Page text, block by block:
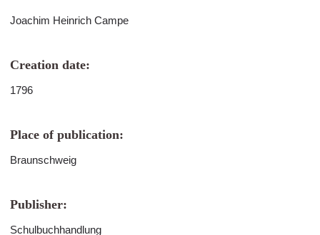
Joachim Heinrich Campe
Creation date:
1796
Place of publication:
Braunschweig
Publisher:
Schulbuchhandlung